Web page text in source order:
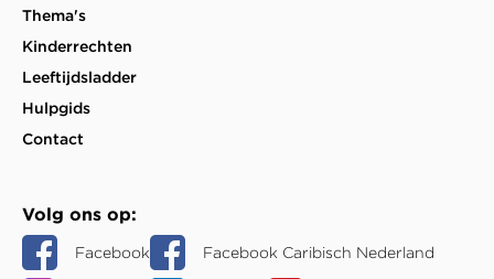
Thema's
Kinderrechten
Leeftijdsladder
Hulpgids
Contact
Volg ons op
Facebook Facebook Caribisch Nederland